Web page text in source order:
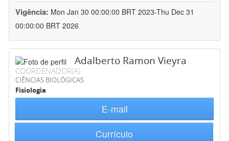
Vigência: Mon Jan 30 00:00:00 BRT 2023-Thu Dec 31
00:00:00 BRT 2026
Adalberto Ramon Vieyra
COORDENADOR(A)
CIÊNCIAS BIOLÓGICAS
Fisiologia
E-mail
Currículo